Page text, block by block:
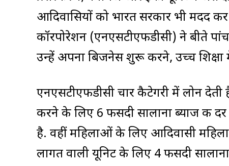
आदिवासियों को भारत सरकार भी मदद
कॉरपोरेशन (एनएसटीएफडीसी) ने बीते
उन्हें अपना बिजनेस शुरू करने, उच्च
एनएसटीएफडीसी चार कैटेगरी में लोन
करने के लिए 6 फीसदी सालाना ब्याज की
है. वहीं महिलाओं के लिए आदिवासी
लागत वाली यूनिट के लिए 4 फीसदी